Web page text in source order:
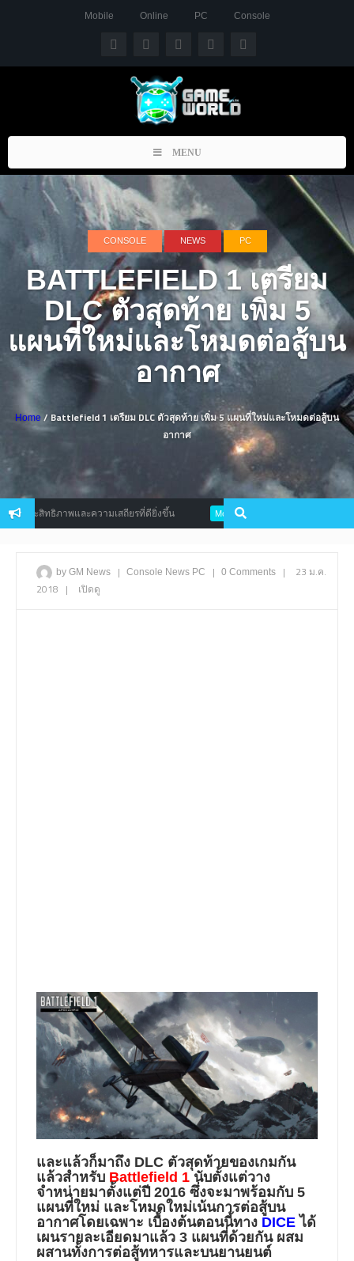
Mobile Online PC Console
Toggle
navigation
MENU
CONSOLE NEWS PC
BATTLEFIELD 1 เตรียม
DLC ตัวสุดท้าย เพิ่ม 5
แผนที่ใหม่และโหมดต่อสู้บน
อากาศ
Home / Battlefield 1 เตรียม DLC ตัวสุดท้าย เพิ่ม 5 แผนที่ใหม่และโหมดต่อสู้บน
อากาศ
ระสิทธิภาพและความเสถียรที่ดียิ่งขึ้น Mobile Nexon เซ็นสัญญาคว้าสิทธิเป็
by GM News | Console News PC | 0 Comments |
23 ม.ค.
2018 | เปิดดู
และแล้วก็มาถึง DLC ตัวสุดท้ายของเกมกัน
แล้วสำหรับ Battlefield 1 นับตั้งแต่วาง
จำหน่ายมาตั้งแต่ปี 2016 ซึ่งจะมาพร้อมกับ 5
แผนที่ใหม่ และโหมดใหม่เน้นการต่อสู้บน
อากาศโดยเฉพาะ เบื้องต้นตอนนี้ทาง DICE ได้
เผนรายละเอียดมาแล้ว 3 แผนที่ด้วยกัน ผสม
ผสานทั้งการต่อสู้ทหารและบนยานยนต์